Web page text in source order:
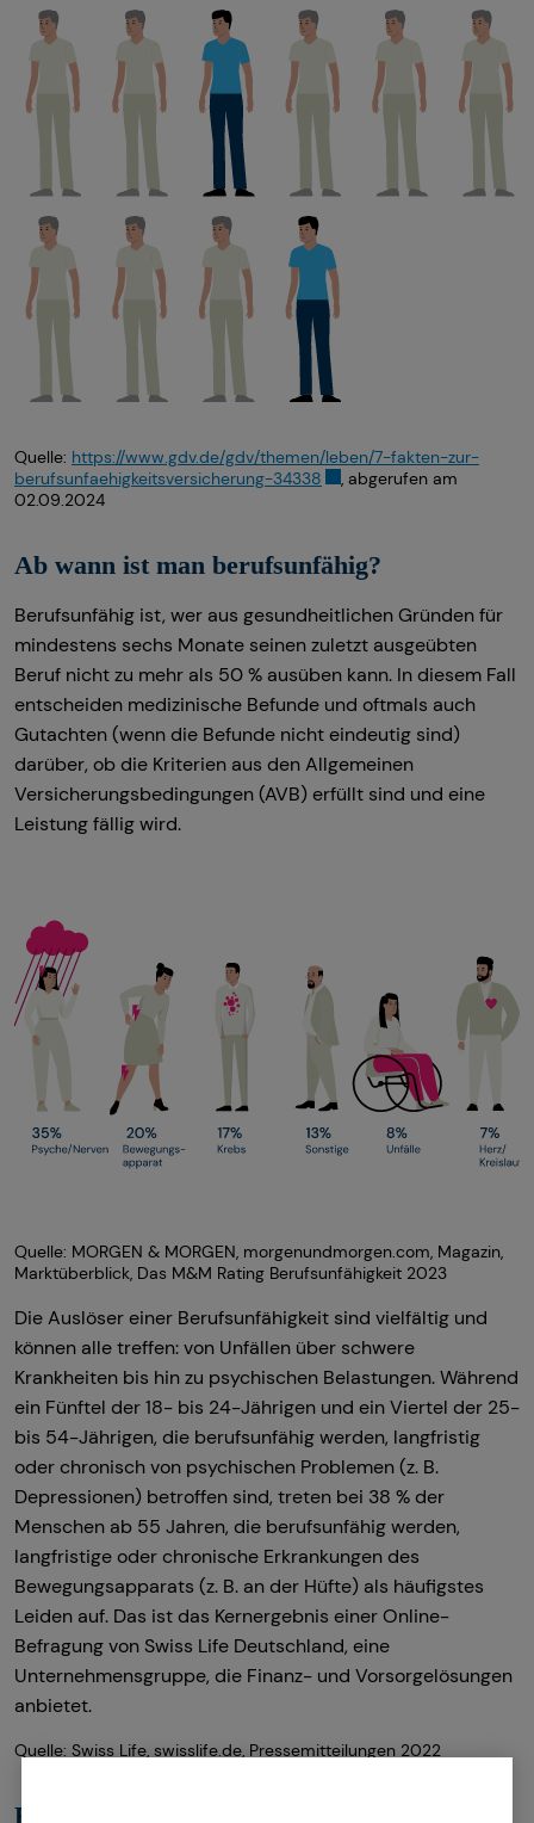
Quelle: https://www.gdv.de/gdv/themen/leben/7-fakten-zur-
berufsunfaehigkeitsversicherung-34338
, abgerufen am
02.09.2024
Ab wann ist man berufsunfähig?
Berufsunfähig ist, wer aus gesundheitlichen Gründen für
mindestens sechs Monate seinen zuletzt ausgeübten
Beruf nicht zu mehr als 50 % ausüben kann. In diesem Fall
entscheiden medizinische Befunde und oftmals auch
Gutachten (wenn die Befunde nicht eindeutig sind)
darüber, ob die Kriterien aus den Allgemeinen
Versicherungsbedingungen (AVB) erfüllt sind und eine
Leistung fällig wird.
Quelle: MORGEN & MORGEN, morgenundmorgen.com, Magazin,
Marktüberblick, Das M&M Rating Berufsunfähigkeit 2023
Die Auslöser einer Berufsunfähigkeit sind vielfältig und
können alle treffen: von Unfällen über schwere
Krankheiten bis hin zu psychischen Belastungen. Während
ein Fünftel der 18- bis 24-Jährigen und ein Viertel der 25-
bis 54-Jährigen, die berufsunfähig werden, langfristig
oder chronisch von psychischen Problemen (z. B.
Depressionen) betroffen sind, treten bei 38 % der
Menschen ab 55 Jahren, die berufsunfähig werden,
langfristige oder chronische Erkrankungen des
Bewegungsapparats (z. B. an der Hüfte) als häufigstes
Leiden auf. Das ist das Kernergebnis einer Online-
Befragung von Swiss Life Deutschland, eine
Unternehmensgruppe, die Finanz- und Vorsorgelösungen
anbietet.
Quelle: Swiss Life, swisslife.de, Pressemitteilungen 2022
Finanzielle Folgen